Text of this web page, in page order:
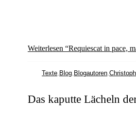
Weiterlesen “Requiescat in pace,
Texte, Blog, Blogautoren,Christoph
Das kaputte Lächeln